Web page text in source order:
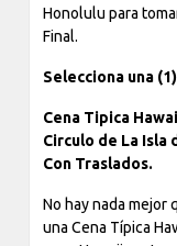
Honolulu para
Final.
Selecciona una
Cena Tipica
Circulo de La Isla
Con Traslados.
No hay nada mejor
una Cena Típica